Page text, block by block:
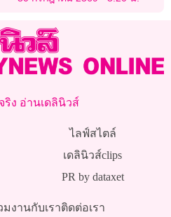
ริง อ่านเดลินิวส์
ไลฟ์สไตล์
เดลินิวส์clips
PR by dataxet
มงานกับเราติดต่อเรา